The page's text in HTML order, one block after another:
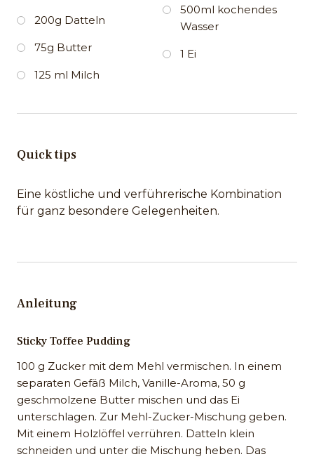
200g Datteln
75g Butter
125 ml Milch
500ml kochendes
Wasser
1 Ei
Quick tips
Eine köstliche und verführerische Kombination
für ganz besondere Gelegenheiten.
Anleitung
Sticky Toffee Pudding
100 g Zucker mit dem Mehl vermischen. In einem
separaten Gefäß Milch, Vanille-Aroma, 50 g
geschmolzene Butter mischen und das Ei
unterschlagen. Zur Mehl-Zucker-Mischung geben.
Mit einem Holzlöffel verrühren. Datteln klein
schneiden und unter die Mischung heben. Das